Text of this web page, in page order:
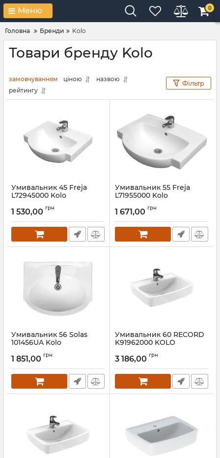
Меню 0
Головна Бренди Kolo
Товари бренду Kolo
замовчуванням ціною
назвою
рейтингу
Фільтр
Умивальник 45 Freja
L72945000 Kolo
1 530,00 грн
Умивальник 55 Freja
L71955000 Kolo
1 671,00 грн
Умивальник 56 Solas
101456UA Kolo
1 851,00 грн
Умивальник 60 RECORD
K91962000 KOLO
3 186,00 грн